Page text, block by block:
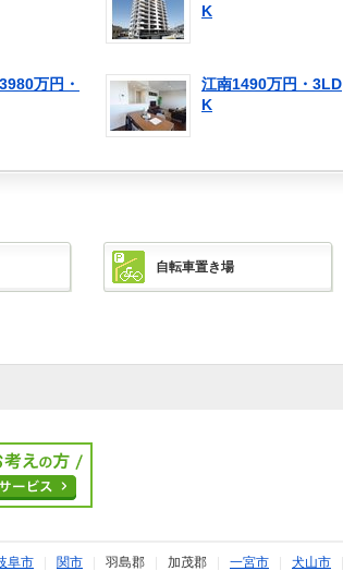
K
万円・
江南1490万円・3LD
K
自転車置き場
阜市 関市 羽島郡 加茂郡 一宮市 犬山市